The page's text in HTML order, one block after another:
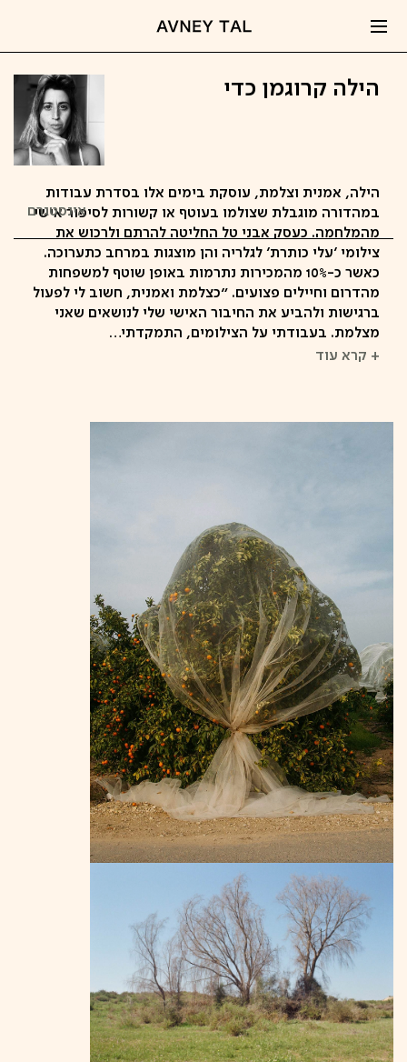
הילה קרוגמן כדי
אינסטגרם
הילה, אמנית וצלמת, עוסקת בימים אלו בסדרת עבודות
במהדורה מוגבלת שצולמו בעוטף או קשורות לסיפור אישי
מהמלחמה. כעסק אבני טל החליטה להרתם ולרכוש את
צילומי 'עלי כותרת' לגלריה והן מוצגות במרחב כתערוכה.
כאשר כ-10% מהמכירות נתרמות באופן שוטף למשפחות
מהדרום וחיילים פצועים. ״כצלמת ואמנית, חשוב לי לפעול
ברגישות ולהביע את החיבור האישי שלי לנושאים שאני
מצלמת. בעבודתי על הצילומים, התמקדתי…
+ קרא עוד